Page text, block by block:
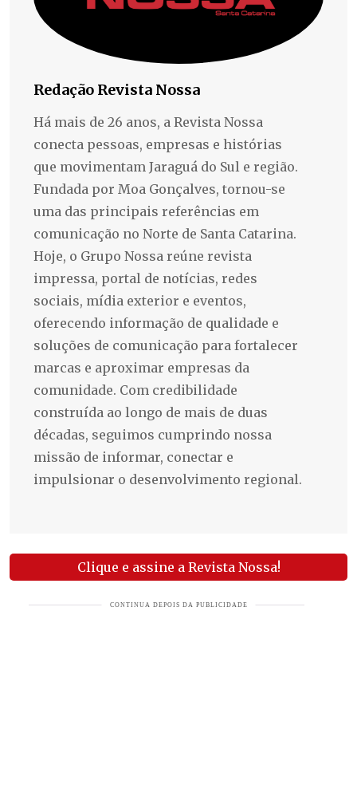
Redação Revista Nossa
Há mais de 26 anos, a Revista Nossa
conecta pessoas, empresas e histórias
que movimentam Jaraguá do Sul e região.
Fundada por Moa Gonçalves, tornou-se
uma das principais referências em
comunicação no Norte de Santa Catarina.
Hoje, o Grupo Nossa reúne revista
impressa, portal de notícias, redes
sociais, mídia exterior e eventos,
oferecendo informação de qualidade e
soluções de comunicação para fortalecer
marcas e aproximar empresas da
comunidade. Com credibilidade
construída ao longo de mais de duas
décadas, seguimos cumprindo nossa
missão de informar, conectar e
impulsionar o desenvolvimento regional.
Clique e assine a Revista Nossa!